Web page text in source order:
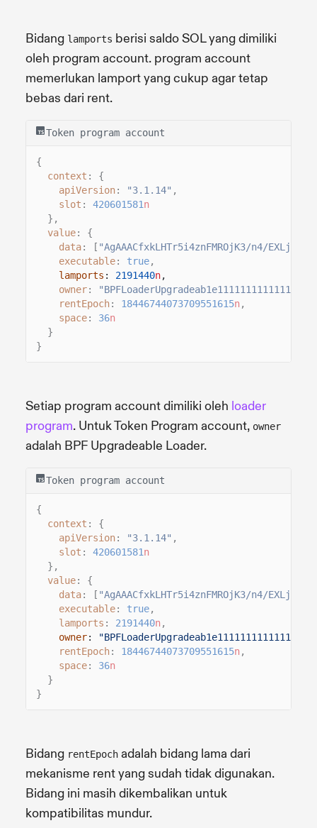
Bidang lamports berisi saldo SOL yang dimiliki
oleh program account. program account
memerlukan lamport yang cukup agar tetap
bebas dari rent.
Token program account
{
context : {
apiVersion: "3.1.14" ,
slot : 420601581n
},
value: {
data: [ "AgAAACfxkLHTr5i4znFMROjK3/n4/
executable: true,
lamports : 2191440n,
owner:
rentEpoch: 18446744073709551615n,
space: 36n
}
}
Setiap program account dimiliki oleh loader
program. Untuk Token Program account, owner
adalah BPF Upgradeable Loader.
Token program account
{
context : {
apiVersion: "3.1.14" ,
slot : 420601581n
},
value: {
data: [ "AgAAACfxkLHTr5i4znFMROjK3/n4/
executable: true,
lamports : 2191440n,
owner:
rentEpoch: 18446744073709551615n,
space: 36n
}
}
Bidang rentEpoch adalah bidang lama dari
mekanisme rent yang sudah tidak digunakan.
Bidang ini masih dikembalikan untuk
kompatibilitas mundur.